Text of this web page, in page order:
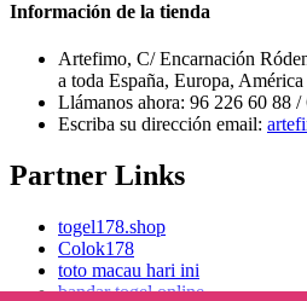
Información de la tienda
Artefimo, C/ Encarnación
a toda España, Europa, América
Llámanos ahora: 96 226 60 88 /
Escriba su dirección email:
Partner Links
togel178.shop
Colok178
toto macau hari ini
bandar togel online